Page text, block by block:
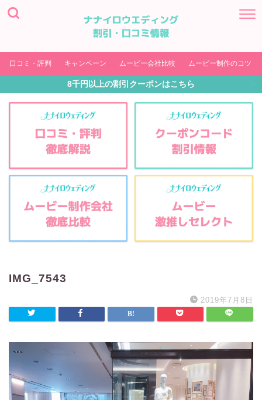
口コミ・評判 キャンペーン ムービー会社比較 ムービー制作のコツ
8千円以上の割引クーポンはこちら
IMG_7543
2019年7月8日